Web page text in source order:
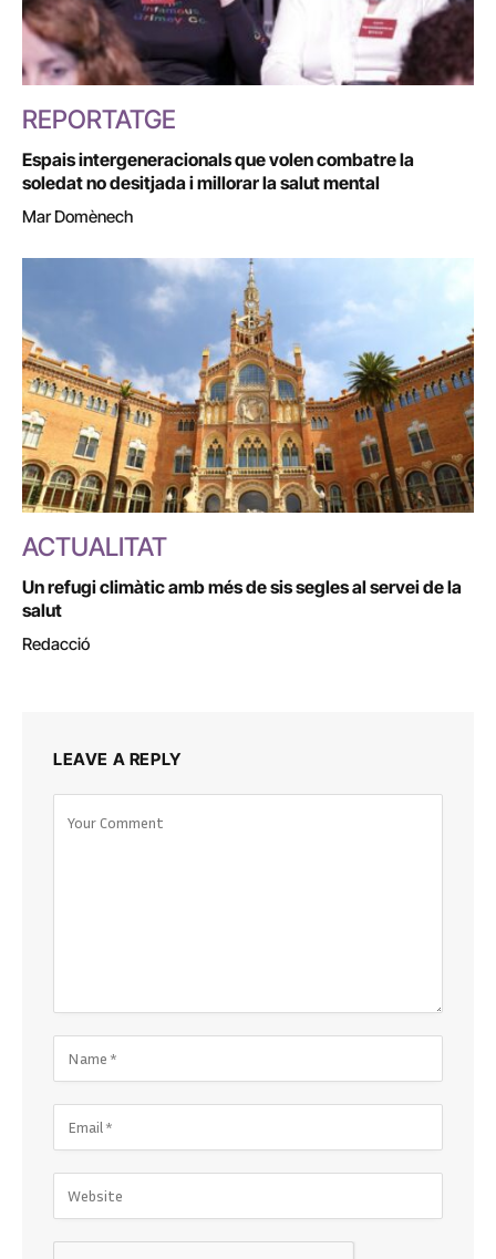
REPORTATGE
Espais intergeneracionals que volen combatre la
soledat no desitjada i millorar la salut mental
Mar Domènech
ACTUALITAT
Un refugi climàtic amb més de sis segles al servei de la
salut
Redacció
LEAVE A REPLY